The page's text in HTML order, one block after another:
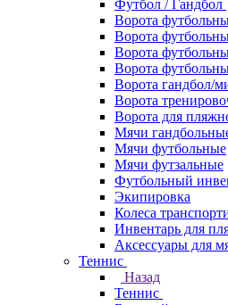
Футбол / Гандбол
Ворота
Ворота
Ворота
Ворота
Ворота гандбол/
Ворота
Ворота для
Мячи
Мячи футбольные
Мячи футзальные
Футбольный
Экипировка
Колеса
Инвентарь для
Аксессуары для
Теннис
Назад
Теннис